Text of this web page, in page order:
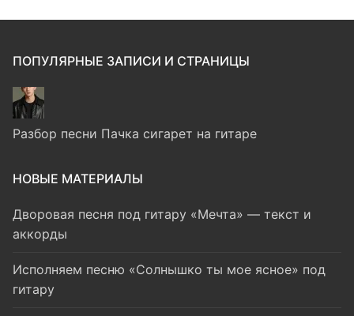
ПОПУЛЯРНЫЕ ЗАПИСИ И СТРАНИЦЫ
Разбор песни Пачка сигарет на гитаре
НОВЫЕ МАТЕРИАЛЫ
Дворовая песня под гитару «Мечта» — текст и
аккорды
Исполняем песню «Солнышко ты мое ясное» под
гитару